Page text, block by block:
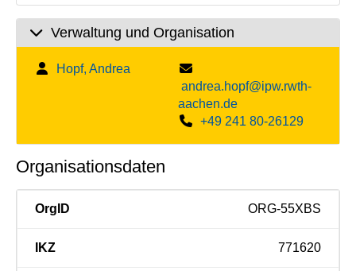
Verwaltung und Organisation
Hopf, Andrea
andrea.hopf@ipw.rwth-
aachen.de
+49 241 80-26129
Organisationsdaten
OrgID ORG-55XBS
IKZ 771620